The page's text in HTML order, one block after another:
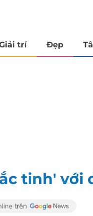
trí Đẹp
tinh' với